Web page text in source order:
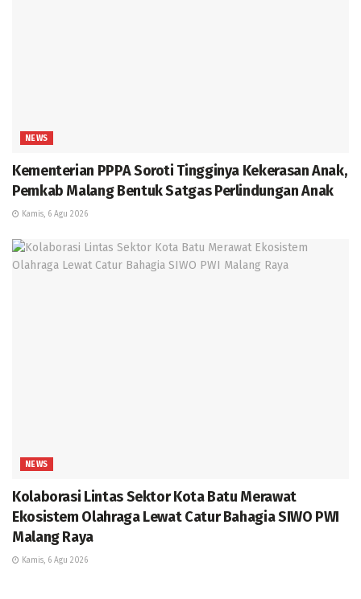
NEWS
Kementerian PPPA Soroti Tingginya Kekerasan Anak,
Pemkab Malang Bentuk Satgas Perlindungan Anak
Kamis, 6 Agu 2026
NEWS
Kolaborasi Lintas Sektor Kota Batu Merawat
Ekosistem Olahraga Lewat Catur Bahagia SIWO PWI
Malang Raya
Kamis, 6 Agu 2026